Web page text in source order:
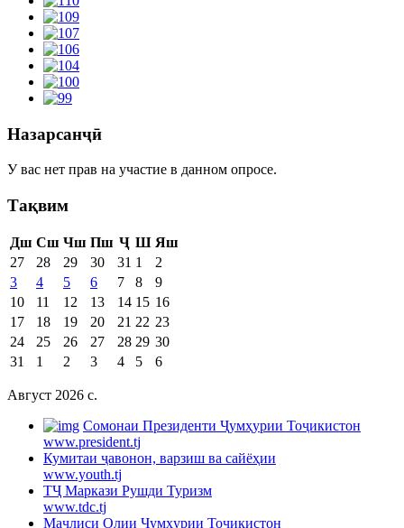
Назарсанҷӣ
У вас нет прав на участие в данном опросе.
Тақвим
Дш Сш Чш Пш Ҷ Ш Яш
27
28 29 30 31 1
2
3
4 5 6 7 8
9
10
11 12 13 14 15 16
17
18 19 20 21 22 23
24
25 26 27 28 29 30
31
1 2 3 4 5 6
Август 2026 c.
Cомонаи Президенти Ҷумҳурии Тоҷикистон
www.president.tj
Кумитаи ҷавонон, варзиш ва сайёҳии
www.youth.tj
ТҶ Маркази Рушди Туризм
www.tdc.tj
Маҷлиси Олии Ҷумҳурии Тоҷикистон